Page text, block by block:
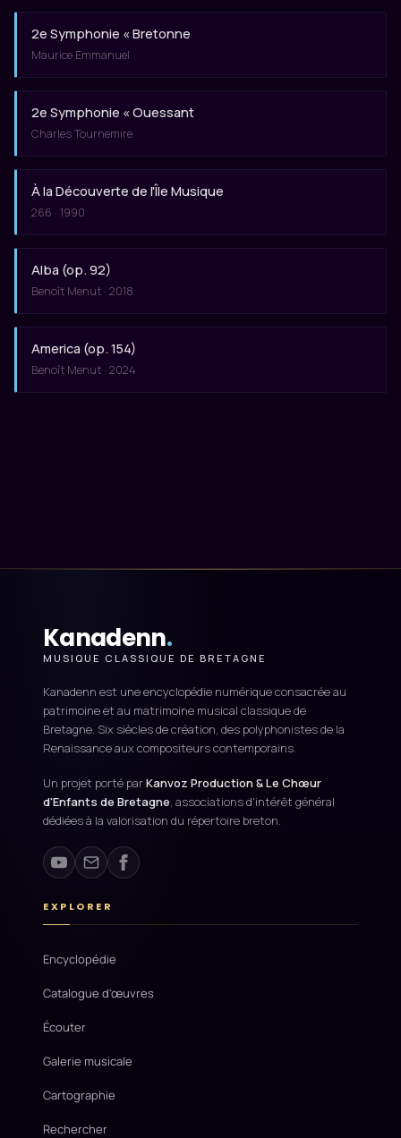
2e Symphonie « Bretonne
Maurice Emmanuel
2e Symphonie « Ouessant
Charles Tournemire
À la Découverte de l'Île Musique
266 · 1990
Alba (op. 92)
Benoît Menut · 2018
America (op. 154)
Benoît Menut · 2024
Kanadenn.
MUSIQUE CLASSIQUE DE BRETAGNE
Kanadenn est une encyclopédie numérique consacrée au
patrimoine et au matrimoine musical classique de
Bretagne. Six siècles de création, des polyphonistes de la
Renaissance aux compositeurs contemporains.
Un projet porté parKanvoz Production & Le Chœur
d'Enfants de Bretagne, associations d'intérêt général
dédiées à la valorisation du répertoire breton.
EXPLORER
Encyclopédie
Catalogue d'œuvres
Écouter
Galerie musicale
Cartographie
Rechercher